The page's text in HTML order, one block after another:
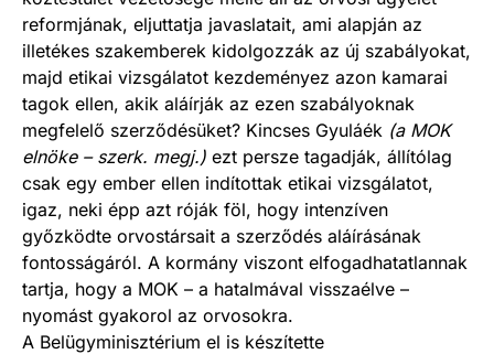
reformjának, eljuttatja javaslatait, ami alapján az
illetékes szakemberek kidolgozzák az új szabályokat,
majd etikai vizsgálatot kezdeményez azon kamarai
tagok ellen, akik aláírják az ezen szabályoknak
megfelelő szerződésüket? Kincses Gyuláék (a MOK
elnöke – szerk. megj.) ezt persze tagadják, állítólag
csak egy ember ellen indítottak etikai vizsgálatot,
igaz, neki épp azt róják föl, hogy intenzíven
győzködte orvostársait a szerződés aláírásának
fontosságáról. A kormány viszont elfogadhatatlannak
tartja, hogy a MOK – a hatalmával visszaélve –
nyomást gyakorol az orvosokra.
A Belügyminisztérium el is készítette